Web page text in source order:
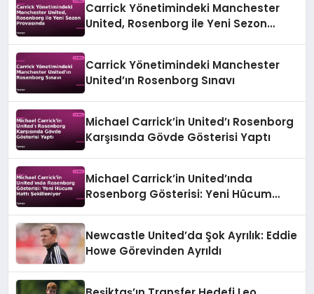
Carrick Yönetimindeki Manchester
United, Rosenborg ile Yeni Sezon
Carrick Yönetimindeki Manchester
United’ın Rosenborg Sınavı
Michael Carrick’in United’ı Rosenborg
Karşısında Gövde Gösterisi Yaptı
Michael Carrick’in United’ında
Rosenborg Gösterisi: Yeni Hücum
Newcastle United’da Şok Ayrılık: Eddie
Howe Görevinden Ayrıldı